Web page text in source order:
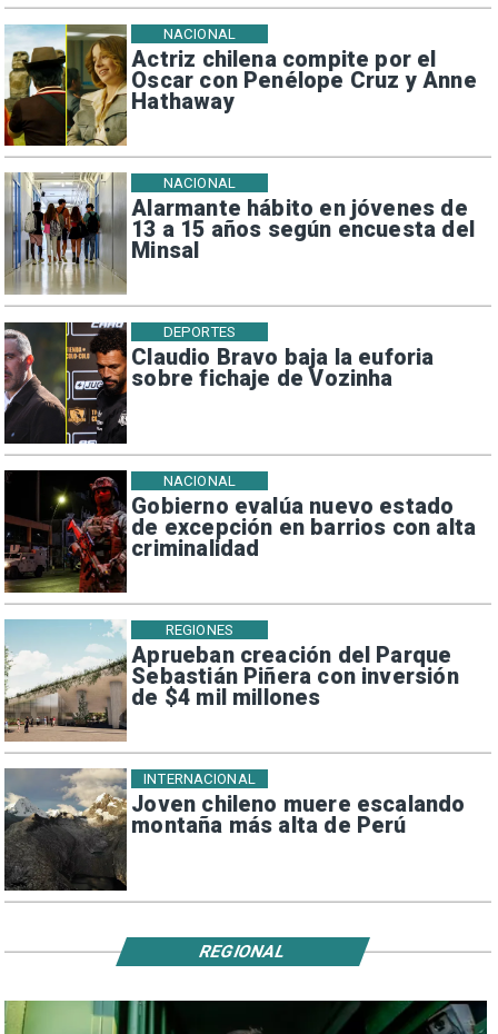
Actriz chilena compite por el
Oscar con Penélope Cruz y Anne
Hathaway
NACIONAL
Alarmante hábito en jóvenes de
13 a 15 años según encuesta del
Minsal
NACIONAL
Claudio Bravo baja la euforia
sobre fichaje de Vozinha
DEPORTES
Gobierno evalúa nuevo estado
de excepción en barrios con alta
criminalidad
NACIONAL
Aprueban creación del Parque
Sebastián Piñera con inversión
de $4 mil millones
REGIONES
Joven chileno muere escalando
montaña más alta de Perú
INTERNACIONAL
REGIONAL